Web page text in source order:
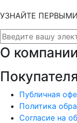
УЗНАЙТЕ
О компании
Публичная
Политика
Согласие на